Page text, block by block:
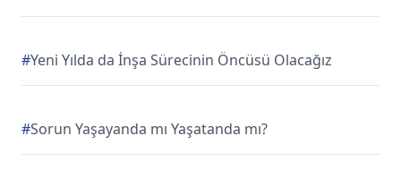
#Yeni Yılda da İnşa Sürecinin Öncüsü Olacağız
#Sorun Yaşayanda mı Yaşatanda mı?